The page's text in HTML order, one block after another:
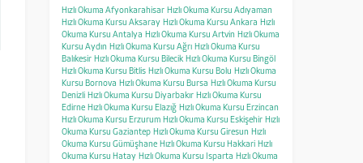
Hızlı Okuma Afyonkarahisar Hızlı Okuma Kursu Adıyaman
Hızlı Okuma Kursu Aksaray Hızlı Okuma Kursu Ankara Hızlı
Okuma Kursu Antalya Hızlı Okuma Kursu Artvin Hızlı Okuma
Kursu Aydın Hızlı Okuma Kursu Ağrı Hızlı Okuma Kursu
Balıkesir Hızlı Okuma Kursu Bilecik Hızlı Okuma Kursu Bingöl
Hızlı Okuma Kursu Bitlis Hızlı Okuma Kursu Bolu Hızlı Okuma
Kursu Bornova Hızlı Okuma Kursu Bursa Hızlı Okuma Kursu
Denizli Hızlı Okuma Kursu Diyarbakır Hızlı Okuma Kursu
Edirne Hızlı Okuma Kursu Elazığ Hızlı Okuma Kursu Erzincan
Hızlı Okuma Kursu Erzurum Hızlı Okuma Kursu Eskişehir Hızlı
Okuma Kursu Gaziantep Hızlı Okuma Kursu Giresun Hızlı
Okuma Kursu Gümüşhane Hızlı Okuma Kursu Hakkari Hızlı
Okuma Kursu Hatay Hızlı Okuma Kursu Isparta Hızlı Okuma